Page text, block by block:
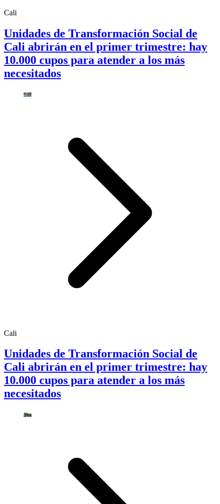
Cali
Unidades de Transformación Social de
Cali abrirán en el primer trimestre: hay
10.000 cupos para atender a los más
necesitados
Cali
Unidades de Transformación Social de
Cali abrirán en el primer trimestre: hay
10.000 cupos para atender a los más
necesitados